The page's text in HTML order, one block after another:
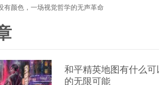
有颜色，一场视觉哲学的无声革命
和平精英地图有什么
的无限可能